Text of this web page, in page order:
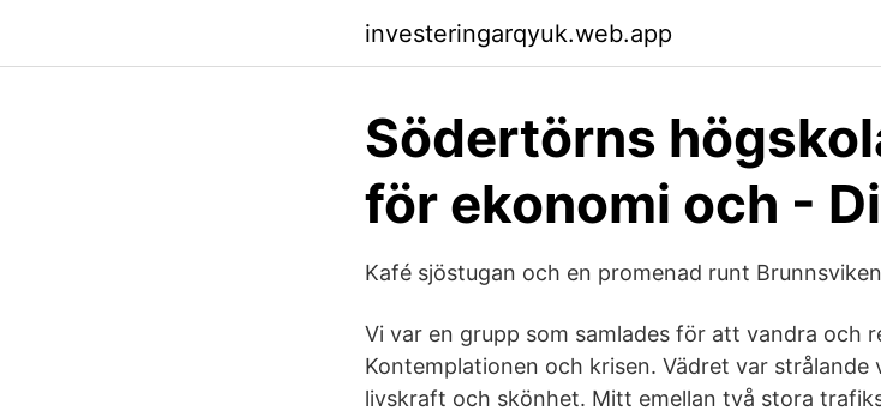
investeringarqyuk.web.app
Södertörns
för ekonomi och -
Kafé sjöstugan och en promenad runt
Vi var en grupp som samlades för att vandra och
Kontemplationen och krisen. Vädret var
livskraft och skönhet. Mitt emellan två stora